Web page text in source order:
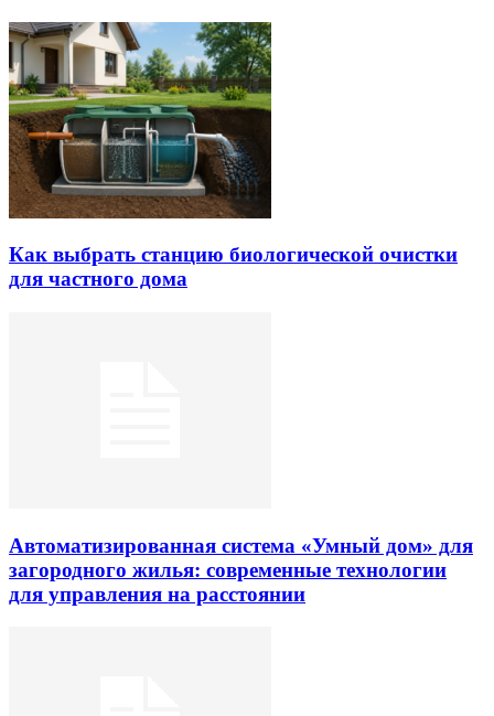
Как выбрать станцию биологической очистки
для частного дома
Автоматизированная система «Умный дом» для
загородного жилья: современные технологии
для управления на расстоянии